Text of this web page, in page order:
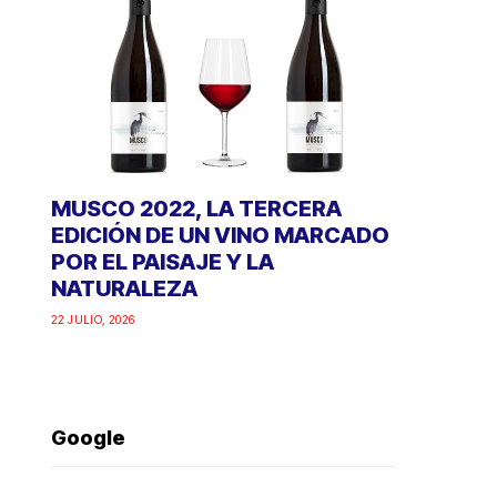
MUSCO 2022, LA TERCERA
EDICIÓN DE UN VINO MARCADO
POR EL PAISAJE Y LA
NATURALEZA
22 JULIO, 2026
Google